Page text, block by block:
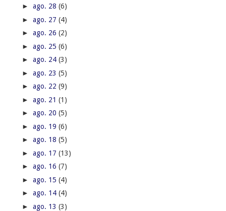
► ago. 28 (6)
► ago. 27 (4)
► ago. 26 (2)
► ago. 25 (6)
► ago. 24 (3)
► ago. 23 (5)
► ago. 22 (9)
► ago. 21 (1)
► ago. 20 (5)
► ago. 19 (6)
► ago. 18 (5)
► ago. 17 (13)
► ago. 16 (7)
► ago. 15 (4)
► ago. 14 (4)
► ago. 13 (3)